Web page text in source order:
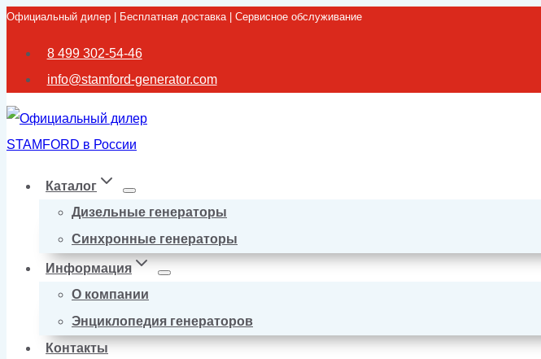
Перейти
Официальный дилер | Бесплатная доставка | Сервисное обслуживание
8 499 302-54-46
info@stamford-generator.com
Каталог
Дизельные генераторы
Синхронные генераторы
Информация
О компании
Энциклопедия генераторов
Контакты